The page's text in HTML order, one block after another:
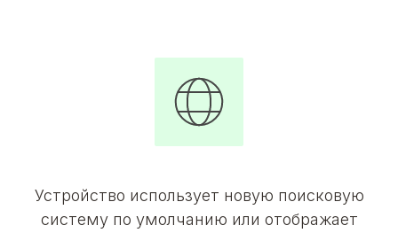
Устройство использует новую поисковую
систему по умолчанию или отображает